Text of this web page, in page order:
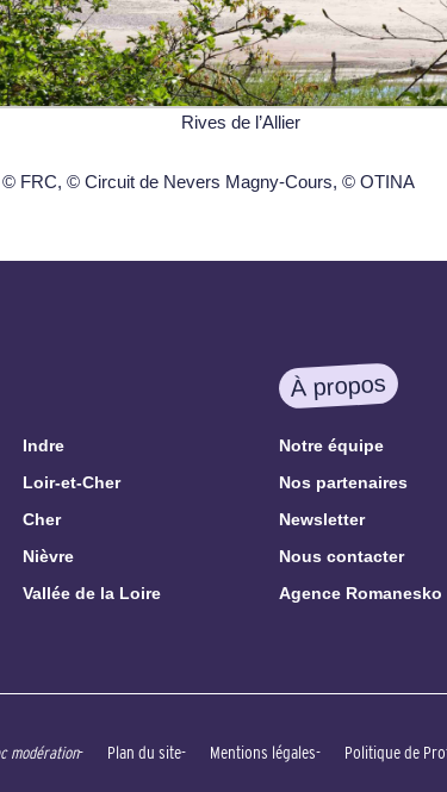
Rives de l’Allier
FRC, © Circuit de Nevers Magny-Cours, © OTINA
Indre
Loir-et-Cher
Cher
Nièvre
Vallée de la Loire
À propos
Notre équipe
Nos partenaires
Newsletter
Nous contacter
Agence Romanesko
modération Plan du site Mentions légales Politique de